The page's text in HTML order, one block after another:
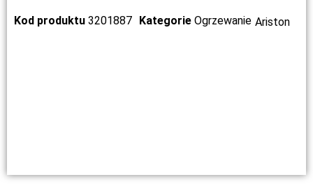
Kod produktu 3201887 Kategorie Ogrzewanie Ariston